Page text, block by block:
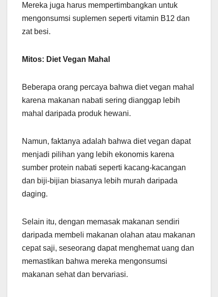
Mereka juga harus mempertimbangkan untuk
mengonsumsi suplemen seperti vitamin B12 dan
zat besi.
Mitos: Diet Vegan Mahal
Beberapa orang percaya bahwa diet vegan mahal
karena makanan nabati sering dianggap lebih
mahal daripada produk hewani.
Namun, faktanya adalah bahwa diet vegan dapat
menjadi pilihan yang lebih ekonomis karena
sumber protein nabati seperti kacang-kacangan
dan biji-bijian biasanya lebih murah daripada
daging.
Selain itu, dengan memasak makanan sendiri
daripada membeli makanan olahan atau makanan
cepat saji, seseorang dapat menghemat uang dan
memastikan bahwa mereka mengonsumsi
makanan sehat dan bervariasi.